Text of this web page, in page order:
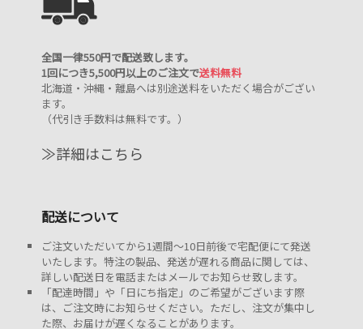
全国一律550円で配送致します。
1回につき5,500円以上のご注文で送料無料
北海道・沖縄・離島へは別途送料をいただく場合がござい
ます。
（代引き手数料は無料です。）
≫詳細はこちら
配送について
ご注文いただいてから1週間～10日前後で宅配便にて発送
いたします。特注の製品、発送が遅れる商品に関しては、
詳しい配送日を電話またはメールでお知らせ致します。
「配達時間」や「日にち指定」のご希望がございます際
は、ご注文時にお知らせください。ただし、注文が集中し
た際、お届けが遅くなることがあります。